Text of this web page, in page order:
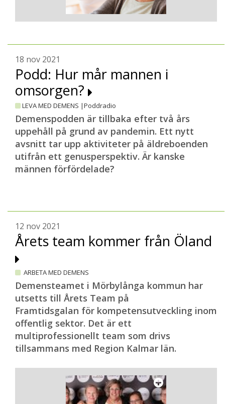
18 nov 2021
Podd: Hur mår mannen i
omsorgen?
LEVA MED DEMENS |Poddradio
Demenspodden är tillbaka efter två års
uppehåll på grund av pandemin. Ett nytt
avsnitt tar upp aktiviteter på äldreboenden
utifrån ett genusperspektiv. Är kanske
männen förfördelade?
12 nov 2021
Årets team kommer från Öland
ARBETA MED DEMENS
Demensteamet i Mörbylånga kommun har
utsetts till Årets Team på
Framtidsgalan för kompetensutveckling inom
offentlig sektor. Det är ett
multiprofessionellt team som drivs
tillsammans med Region Kalmar län.